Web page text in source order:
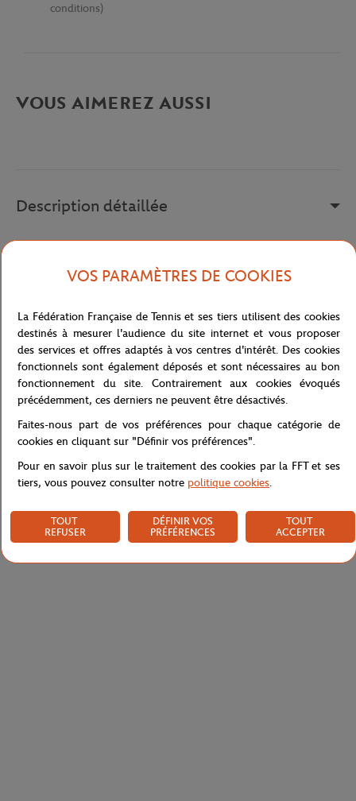
conditions)
VOUS AIMEREZ AUSSI
Description détaillée
Référence :RTSW0117-BLA
Caractéristiques
Livraison et retours
VOS PARAMÈTRES DE COOKIES
La Fédération Française de Tennis et ses tiers utilisent des cookies
destinés à mesurer l'audience du site internet et vous proposer
des services et offres adaptés à vos centres d'intérêt. Des cookies
fonctionnels sont également déposés et sont nécessaires au bon
fonctionnement du site. Contrairement aux cookies évoqués
précédemment, ces derniers ne peuvent être désactivés.
Faites-nous part de vos préférences pour chaque catégorie de
cookies en cliquant sur "Définir vos préférences".
Pour en savoir plus sur le traitement des cookies par la FFT et ses
tiers, vous pouvez consulter notre politique cookies.
TOUT
REFUSER
DÉFINIR VOS
PRÉFÉRENCES
TOUT
ACCEPTER